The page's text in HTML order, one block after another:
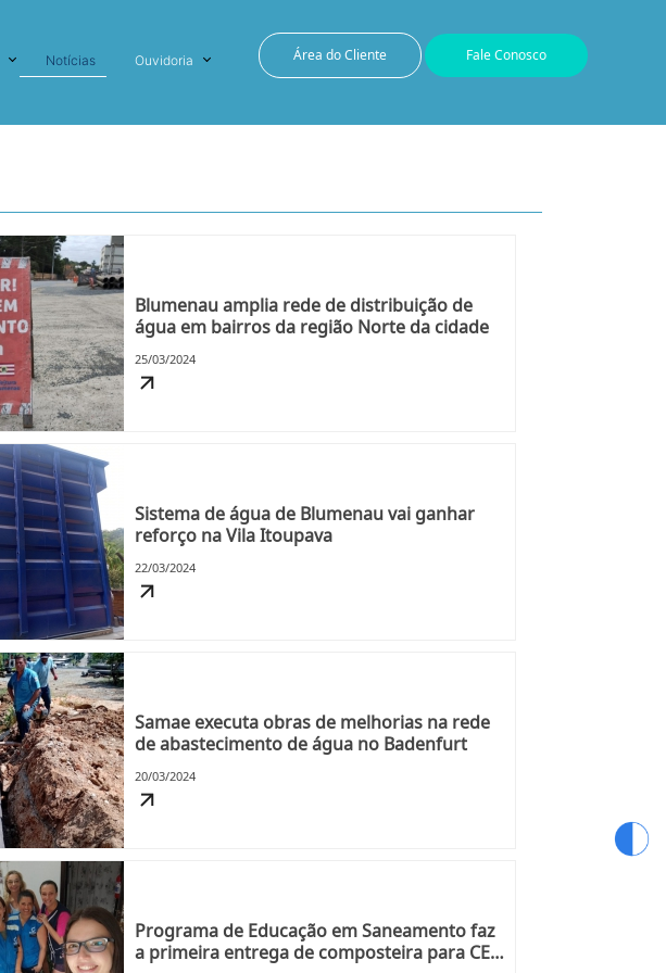
Área do Cliente Fale Conosco
Notícias Ouvidoria
Blumenau amplia rede de distribuição de
água em bairros da região Norte da cidade
25/03/2024
Sistema de água de Blumenau vai ganhar
reforço na Vila Itoupava
22/03/2024
Samae executa obras de melhorias na rede
de abastecimento de água no Badenfurt
20/03/2024
Programa de Educação em Saneamento faz
a primeira entrega de composteira para CEI